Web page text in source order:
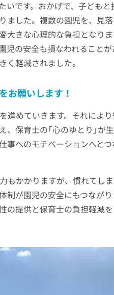
いです。おかげで、子どもと
ました。複数の園児を、見
大きな心理的な負担となりま
児の安全も損なわれること
く軽減されました。
お願いします！
進めていきます。それによ
保育士の「心のゆとり」が生
事へのモチベーションへとつ
もかかりますが、慣れてし
が園児の安全にもつながり
の提供と保育士の負担軽減